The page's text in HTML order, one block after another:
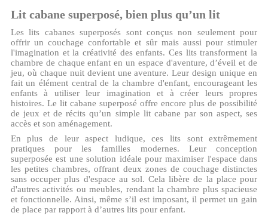
Lit cabane superposé, bien plus qu’un lit
Les lits cabanes superposés sont conçus non seulement pour
offrir un couchage confortable et sûr mais aussi pour stimuler
l'imagination et la créativité des enfants. Ces lits transforment la
chambre de chaque enfant en un espace d'aventure, d’éveil et de
jeu, où chaque nuit devient une aventure. Leur design unique en
fait un élément central de la chambre d'enfant, encourageant les
enfants à utiliser leur imagination et à créer leurs propres
histoires. Le lit cabane superposé offre encore plus de possibilité
de jeux et de récits qu’un simple lit cabane par son aspect, ses
accès et son aménagement.
En plus de leur aspect ludique, ces lits sont extrêmement
pratiques pour les familles modernes. Leur conception
superposée est une solution idéale pour maximiser l'espace dans
les petites chambres, offrant deux zones de couchage distinctes
sans occuper plus d'espace au sol. Cela libère de la place pour
d'autres activités ou meubles, rendant la chambre plus spacieuse
et fonctionnelle. Ainsi, même s’il est imposant, il permet un gain
de place par rapport à d’autres lits pour enfant.